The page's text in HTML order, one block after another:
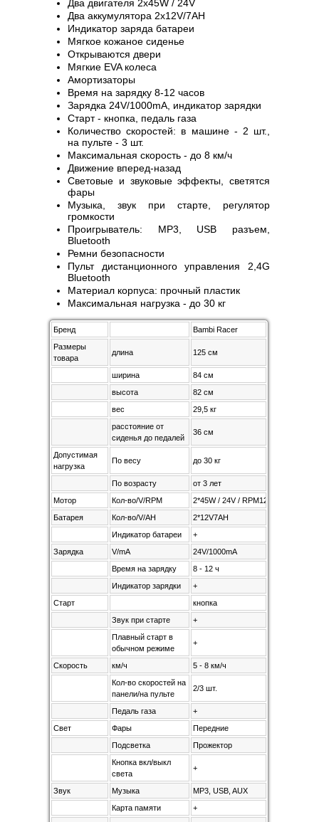
Два двигателя 2х45W / 24V
Два аккумулятора 2х12V/7AH
Индикатор заряда батареи
Мягкое кожаное сиденье
Открываются двери
Мягкие EVA колеса
Амортизаторы
Время на зарядку 8-12 часов
Зарядка 24V/1000mA, индикатор зарядки
Старт - кнопка, педаль газа
Количество скоростей: в машине - 2 шт.,
на пульте - 3 шт.
Максимальная скорость - до 8 км/ч
Движение вперед-назад
Световые и звуковые эффекты, светятся
фары
Музыка, звук при старте, регулятор
громкости
Проигрыватель: MP3, USB разъем,
Bluetooth
Ремни безопасности
Пульт дистанционного управления 2,4G
Bluetooth
Материал корпуса: прочный пластик
Максимальная нагрузка - до 30 кг
Бренд
Bambi Racer
Размеры
товара
длина 125 см
ширина
84 см
высота
82 см
вес
29,5 кг
расстояние от
сиденья до педалей
36 см
Допустимая
нагрузка
По весу до 30 кг
По возрасту
от 3 лет
Мотор
Кол-во/V/RPM
2*45W / 24V / RPM12000
Батарея
Кол-во/V/AH
2*12V7AH
Индикатор батареи
+
Зарядка
V/mA
24V/1000mA
Время на зарядку
8 - 12 ч
Индикатор зарядки
+
Старт
кнопка
Звук при старте
+
Плавный старт в
обычном режиме
+
Скорость км/ч
5 - 8 км/ч
Кол-во скоростей на
панели/на пульте
2/3 шт.
Педаль газа
+
Свет
Фары
Передние
Подсветка
Прожектор
Кнопка вкл/выкл
света
+
Звук Музыка
MP3, USB, AUX
Карта памяти
+